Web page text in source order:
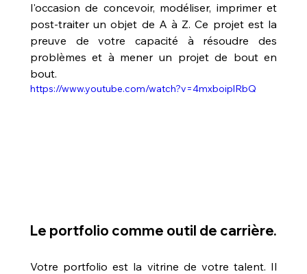
l'occasion de concevoir, modéliser, imprimer et
post-traiter un objet de A à Z. Ce projet est la
preuve de votre capacité à résoudre des
problèmes et à mener un projet de bout en
bout.
https://www.youtube.com/watch?v=4mxboiplRbQ
Le portfolio comme outil de carrière.
Votre portfolio est la vitrine de votre talent. Il